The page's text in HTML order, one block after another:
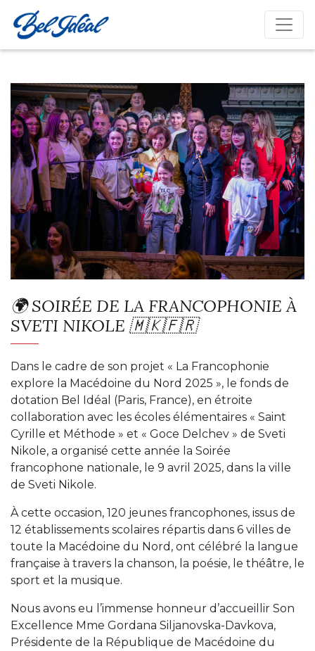
🌍 SOIRÉE DE LA FRANCOPHONIE À
SVETI NIKOLE 🇲🇰🇫🇷
Dans le cadre de son projet « La Francophonie
explore la Macédoine du Nord 2025 », le fonds de
dotation Bel Idéal (Paris, France), en étroite
collaboration avec les écoles élémentaires « Saint
Cyrille et Méthode » et « Goce Delchev » de Sveti
Nikole, a organisé cette année la Soirée
francophone nationale, le 9 avril 2025, dans la ville
de Sveti Nikole.
À cette occasion, 120 jeunes francophones, issus de
12 établissements scolaires répartis dans 6 villes de
toute la Macédoine du Nord, ont célébré la langue
française à travers la chanson, la poésie, le théâtre, le
sport et la musique.
Nous avons eu l’immense honneur d’accueillir Son
Excellence Mme Gordana Siljanovska-Davkova,
Présidente de la République de Macédoine du